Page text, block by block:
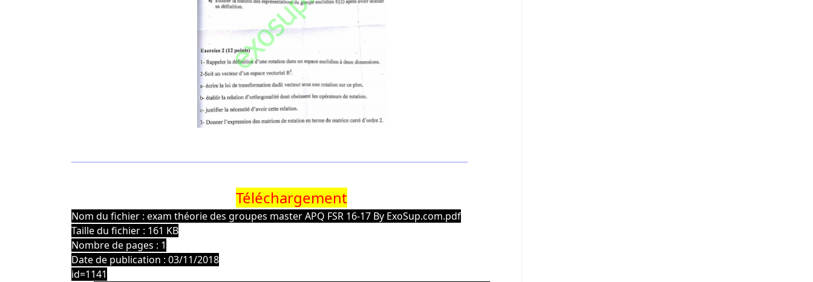
Téléchargement
Nom du fichier : exam théorie des groupes master APQ FSR 16-17 By ExoSup.com.pdf
Taille du fichier : 161 KB
Nombre de pages : 1
Date de publication : 03/11/2018
id=1141